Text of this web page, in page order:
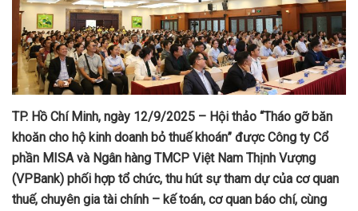
TP. Hồ Chí Minh, ngày 12/9/2025 – Hội thảo “Tháo gỡ băn
khoăn cho hộ kinh doanh bỏ thuế khoán” được Công ty Cổ
phần MISA và Ngân hàng TMCP Việt Nam Thịnh Vượng
(VPBank) phối hợp tổ chức, thu hút sự tham dự của cơ quan
thuế, chuyên gia tài chính – kế toán, cơ quan báo chí, cùng